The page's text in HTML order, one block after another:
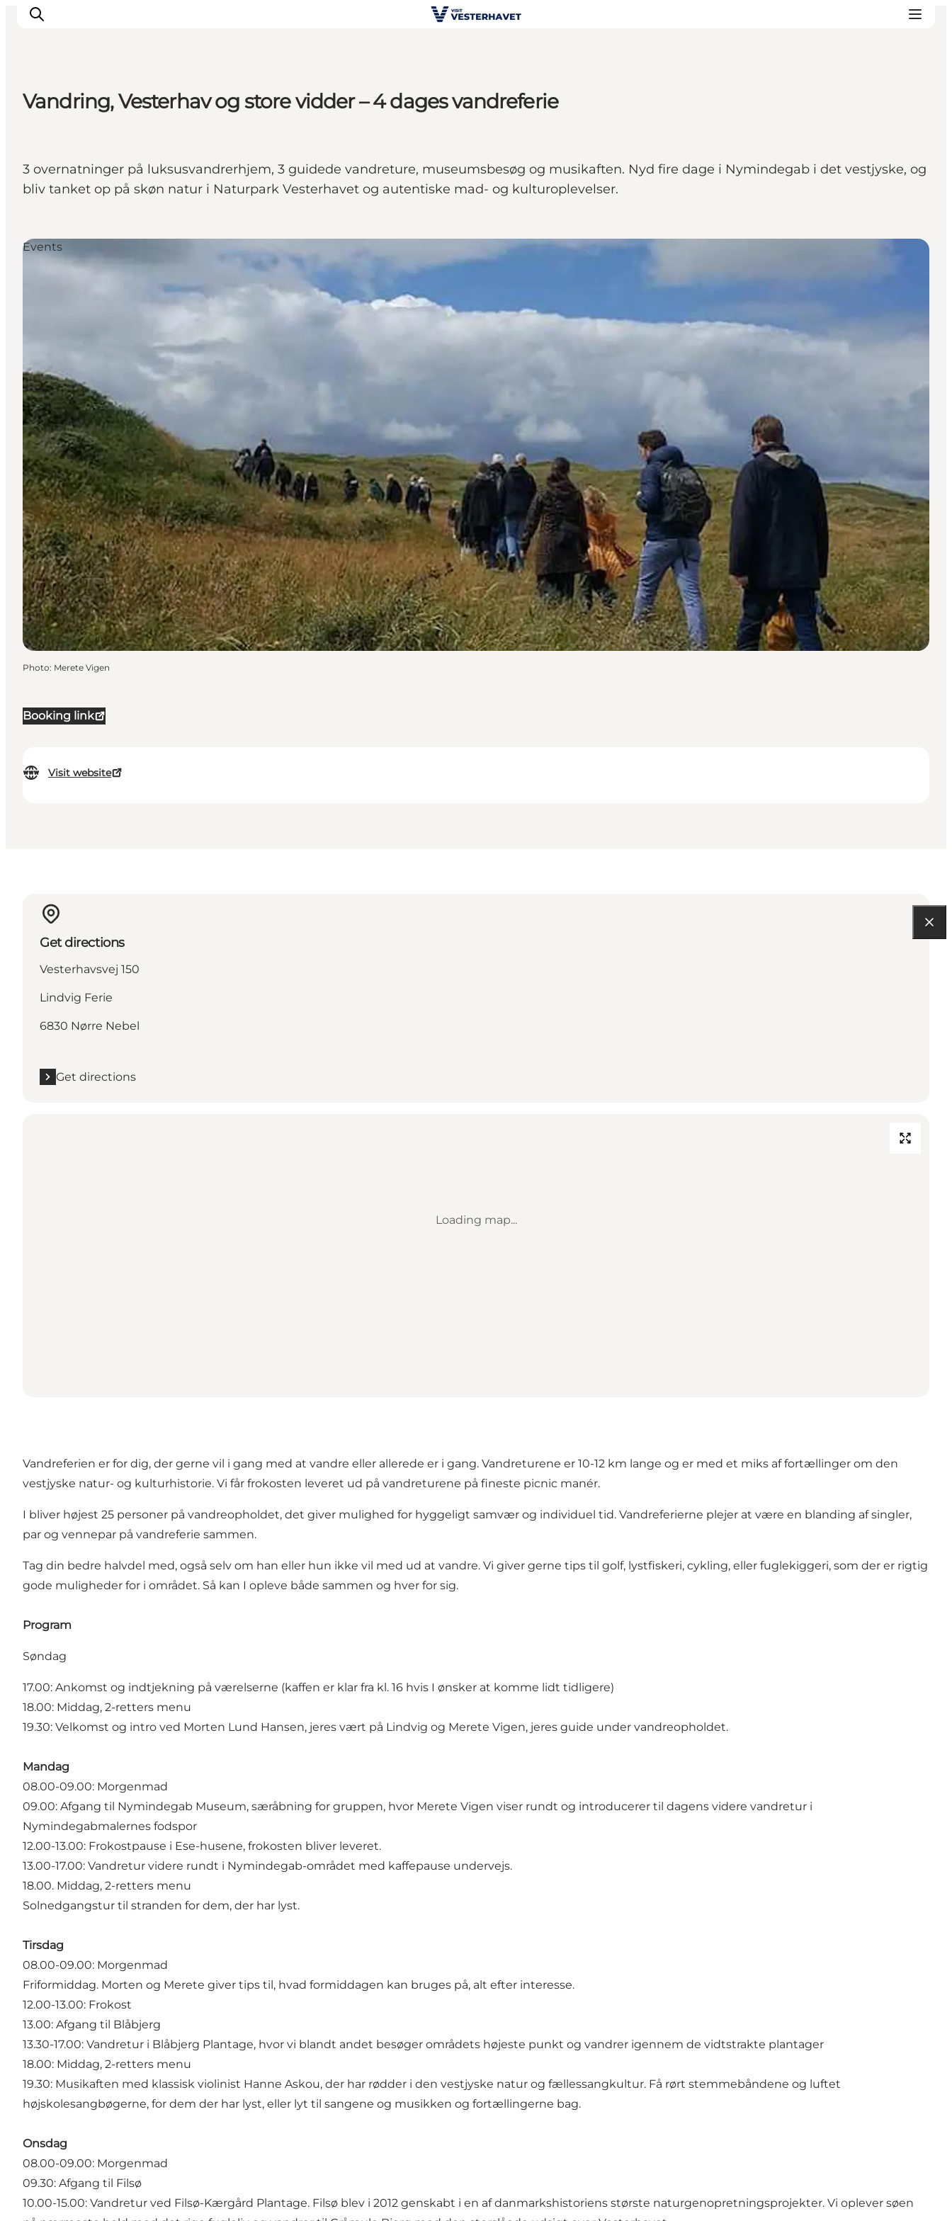
Our cities
Food & accommodation
Buy tickets
Vandring, Vesterhav og store vidder – 4 dages vandreferie
3 overnatninger på luksusvandrerhjem, 3 guidede vandreture, museumsbesøg og musikaften. Nyd fire dage i Nymindegab i det vestjyske, og
bliv tanket op på skøn natur i Naturpark Vesterhavet og autentiske mad- og kulturoplevelser.
Booking link
Visit website
Events
Photo: Merete Vigen
Get directions
Vesterhavsvej 150
Lindvig Ferie
6830 Nørre Nebel
Get directions
Loading map...
Vandreferien er for dig, der gerne vil i gang med at vandre eller allerede er i gang. Vandreturene er 10-12 km lange og er med et miks af fortællinger om den
vestjyske natur- og kulturhistorie. Vi får frokosten leveret ud på vandreturene på fineste picnic manér.
I bliver højest 25 personer på vandreopholdet, det giver mulighed for hyggeligt samvær og individuel tid. Vandreferierne plejer at være en blanding af singler,
par og vennepar på vandreferie sammen.
Tag din bedre halvdel med, også selv om han eller hun ikke vil med ud at vandre. Vi giver gerne tips til golf, lystfiskeri, cykling, eller fuglekiggeri, som der er rigtig
gode muligheder for i området. Så kan I opleve både sammen og hver for sig.
Program
Søndag
17.00: Ankomst og indtjekning på værelserne (kaffen er klar fra kl. 16 hvis I ønsker at komme lidt tidligere)
18.00: Middag, 2-retters menu
19.30: Velkomst og intro ved Morten Lund Hansen, jeres vært på Lindvig og Merete Vigen, jeres guide under vandreopholdet.
Mandag
08.00-09.00: Morgenmad
09.00: Afgang til Nymindegab Museum, særåbning for gruppen, hvor Merete Vigen viser rundt og introducerer til dagens videre vandretur i
Nymindegabmalernes fodspor
12.00-13.00: Frokostpause i Ese-husene, frokosten bliver leveret.
13.00-17.00: Vandretur videre rundt i Nymindegab-området med kaffepause undervejs.
18.00. Middag, 2-retters menu
Solnedgangstur til stranden for dem, der har lyst.
Tirsdag
08.00-09.00: Morgenmad
Friformiddag. Morten og Merete giver tips til, hvad formiddagen kan bruges på, alt efter interesse.
12.00-13.00: Frokost
13.00: Afgang til Blåbjerg
13.30-17.00: Vandretur i Blåbjerg Plantage, hvor vi blandt andet besøger områdets højeste punkt og vandrer igennem de vidtstrakte plantager
18.00: Middag, 2-retters menu
19.30: Musikaften med klassisk violinist Hanne Askou, der har rødder i den vestjyske natur og fællessangkultur. Få rørt stemmebåndene og luftet
højskolesangbøgerne, for dem der har lyst, eller lyt til sangene og musikken og fortællingerne bag.
Onsdag
08.00-09.00: Morgenmad
09.30: Afgang til Filsø
10.00-15.00: Vandretur ved Filsø-Kærgård Plantage. Filsø blev i 2012 genskabt i en af danmarkshistoriens største naturgenopretningsprojekter. Vi oplever søen